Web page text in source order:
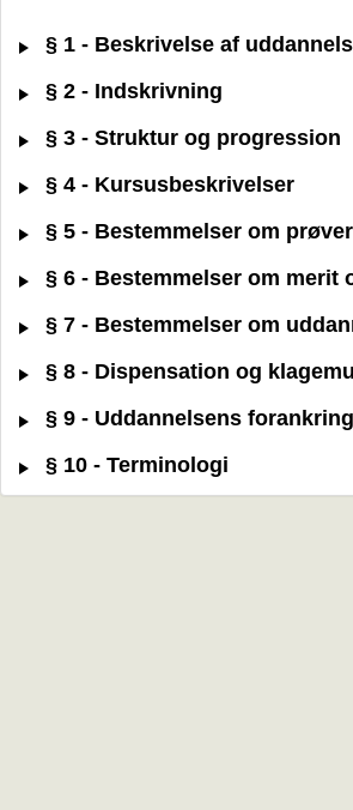
§ 1 - Beskrivelse af
§ 2 - Indskrivning
§ 3 - Struktur og progression
§ 4 - Kursusbeskrivelser
§ 5 - Bestemmelser om prøver
§ 6 - Bestemmelser om merit
§ 7 - Bestemmelser om
§ 8 - Dispensation og
§ 9 - Uddannelsens forankring
§ 10 - Terminologi